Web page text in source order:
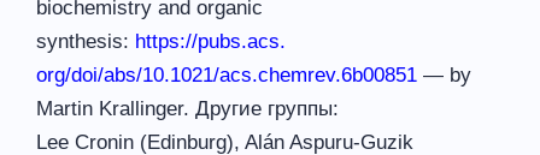
biochemistry and organic
synthesis: https://pubs.acs.
org/doi/abs/10.1021/acs.chemrev.6b00851 — by
Martin Krallinger. Другие группы:
Lee Cronin (Edinburg), Alán Aspuru-Guzik